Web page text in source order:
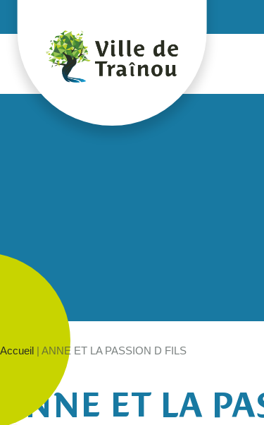
Accueil | ANNE ET LA PASSION D FILS
ANNE ET LA